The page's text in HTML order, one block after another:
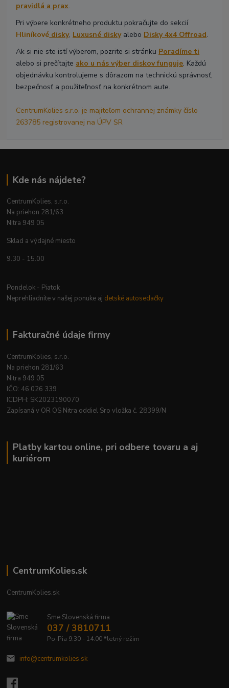
pravidlá a prax.
Pri výbere konkrétneho produktu pokračujte do sekcií
Hliníkové disky, Luxusné diskyalebo Disky 4x4 Offroad.
Ak si nie ste istí výberom, pozrite si stránku Poradíme ti
alebo si prečítajte ako u nás výber diskov funguje. Každú
objednávku kontrolujeme s dôrazom na technickú správnosť,
bezpečnosť a použiteľnosť na konkrétnom aute.
CentrumKolies s.r.o. je majiteľom ochrannej známky číslo
263785 registrovanej na ÚPV SR
Kde nás nájdete?
CentrumKolies, s.r.o.
Na priehon 281/63
Nitra 949 05
Sklad a výdajné miesto
9.30 - 15.00
Pondelok - Piatok
Neprehliadnite v našej ponuke aj detské autosedačky
Fakturačné údaje firmy
CentrumKolies, s.r.o.
Na priehon 281/63
Nitra 949 05
IČO: 46 026 339
ICDPH: SK2023190070
Zapísaná v OR OS Nitra oddiel Sro vložka č. 28399/N
Platby kartou online, pri odbere tovaru a aj
kuriérom
CentrumKolies.sk
CentrumKolies.sk
Sme Slovenská firma
037 / 3810711
Po-Pia 9.30 - 14.00 *letný režim
info@centrumkolies.sk